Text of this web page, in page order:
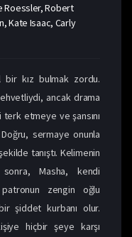
Roessler, Robert
Kate Isaac, Carly
bir kız bulmak zordu.
ancak drama
etmeye ve şansını
sermaye onunla
tanıştı. Kelimenin
Masha, kendi
zengin oğlu
şiddet kurbanı olur.
hiçbir şeye karşı